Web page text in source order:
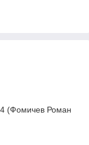
(Фомичев Роман